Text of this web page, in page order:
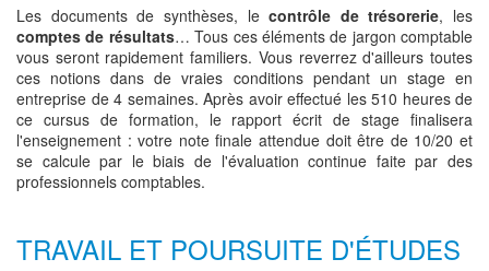
Les documents de synthèses, lecontrôle de trésorerie, les
comptes de résultats… Tous ces éléments de jargon comptable
vous seront rapidement familiers. Vous reverrez d'ailleurs toutes
ces notions dans de vraies conditions pendant un stage en
entreprise de 4 semaines. Après avoir effectué les 510 heures de
ce cursus de formation, le rapport écrit de stage finalisera
l'enseignement : votre note finale attendue doit être de 10/20 et
se calcule par le biais de l'évaluation continue faite par des
professionnels comptables.
TRAVAIL ET POURSUITE D'ÉTUDES